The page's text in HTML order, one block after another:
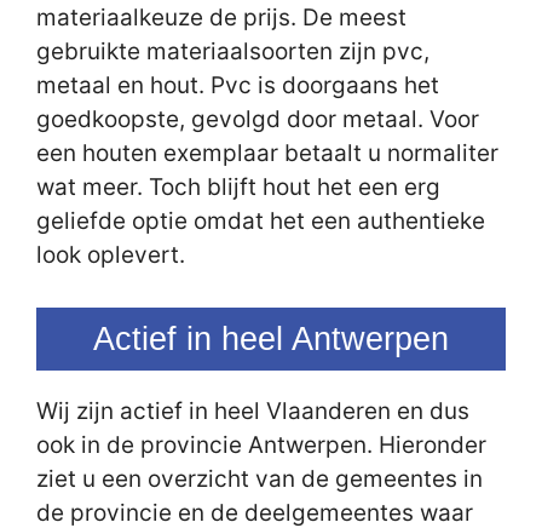
materiaalkeuze de prijs. De meest
gebruikte materiaalsoorten zijn pvc,
metaal en hout. Pvc is doorgaans het
goedkoopste, gevolgd door metaal. Voor
een houten exemplaar betaalt u normaliter
wat meer. Toch blijft hout het een erg
geliefde optie omdat het een authentieke
look oplevert.
Actief in heel Antwerpen
Wij zijn actief in heel Vlaanderen en dus
ook in de provincie Antwerpen. Hieronder
ziet u een overzicht van de gemeentes in
de provincie en de deelgemeentes waar